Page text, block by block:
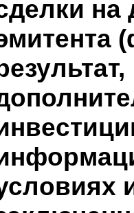
10.
сделки,
лицами,
сделки,